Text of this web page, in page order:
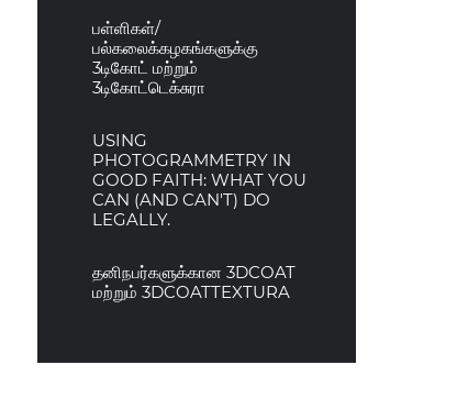
பள்ளிகள்/
பல்கலைக்கழகங்களுக்கு
3டிகோட் மற்றும்
3டிகோட்டெக்சுரா
USING
PHOTOGRAMMETRY IN
GOOD FAITH: WHAT YOU
CAN (AND CAN'T) DO
LEGALLY.
தனிநபர்களுக்கான 3DCOAT
மற்றும் 3DCOATTEXTURA